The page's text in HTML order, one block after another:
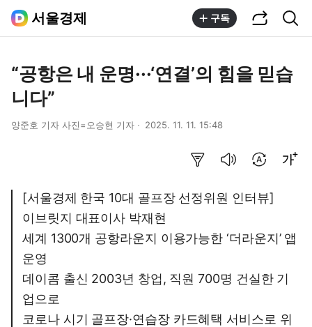
서울경제 구독
“공항은 내 운명···‘연결’의 힘을 믿습
니다”
양준호 기자 사진=오승현 기자 2025. 11. 11. 15:48
[서울경제 한국 10대 골프장 선정위원 인터뷰]
이브릿지 대표이사 박재현
세계 1300개 공항라운지 이용가능한 ‘더라운지’ 앱
운영
데이콤 출신 2003년 창업, 직원 700명 건실한 기
업으로
코로나 시기 골프장·연습장 카드혜택 서비스로 위